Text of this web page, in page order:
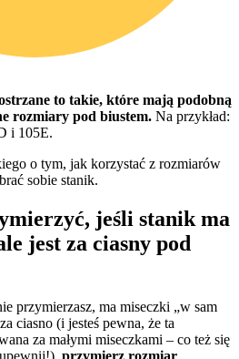
to takie, które mają podobną
rozmiary pod biustem. Na przykład:
i 105E.
o tym, jak korzystać z rozmiarów
sobie stanik.
jeśli stanik ma
jest za ciasny pod
przymierzasz, ma miseczki „w sam
ciasno (i jesteś pewna, że ta
za małymi miseczkami – co też się